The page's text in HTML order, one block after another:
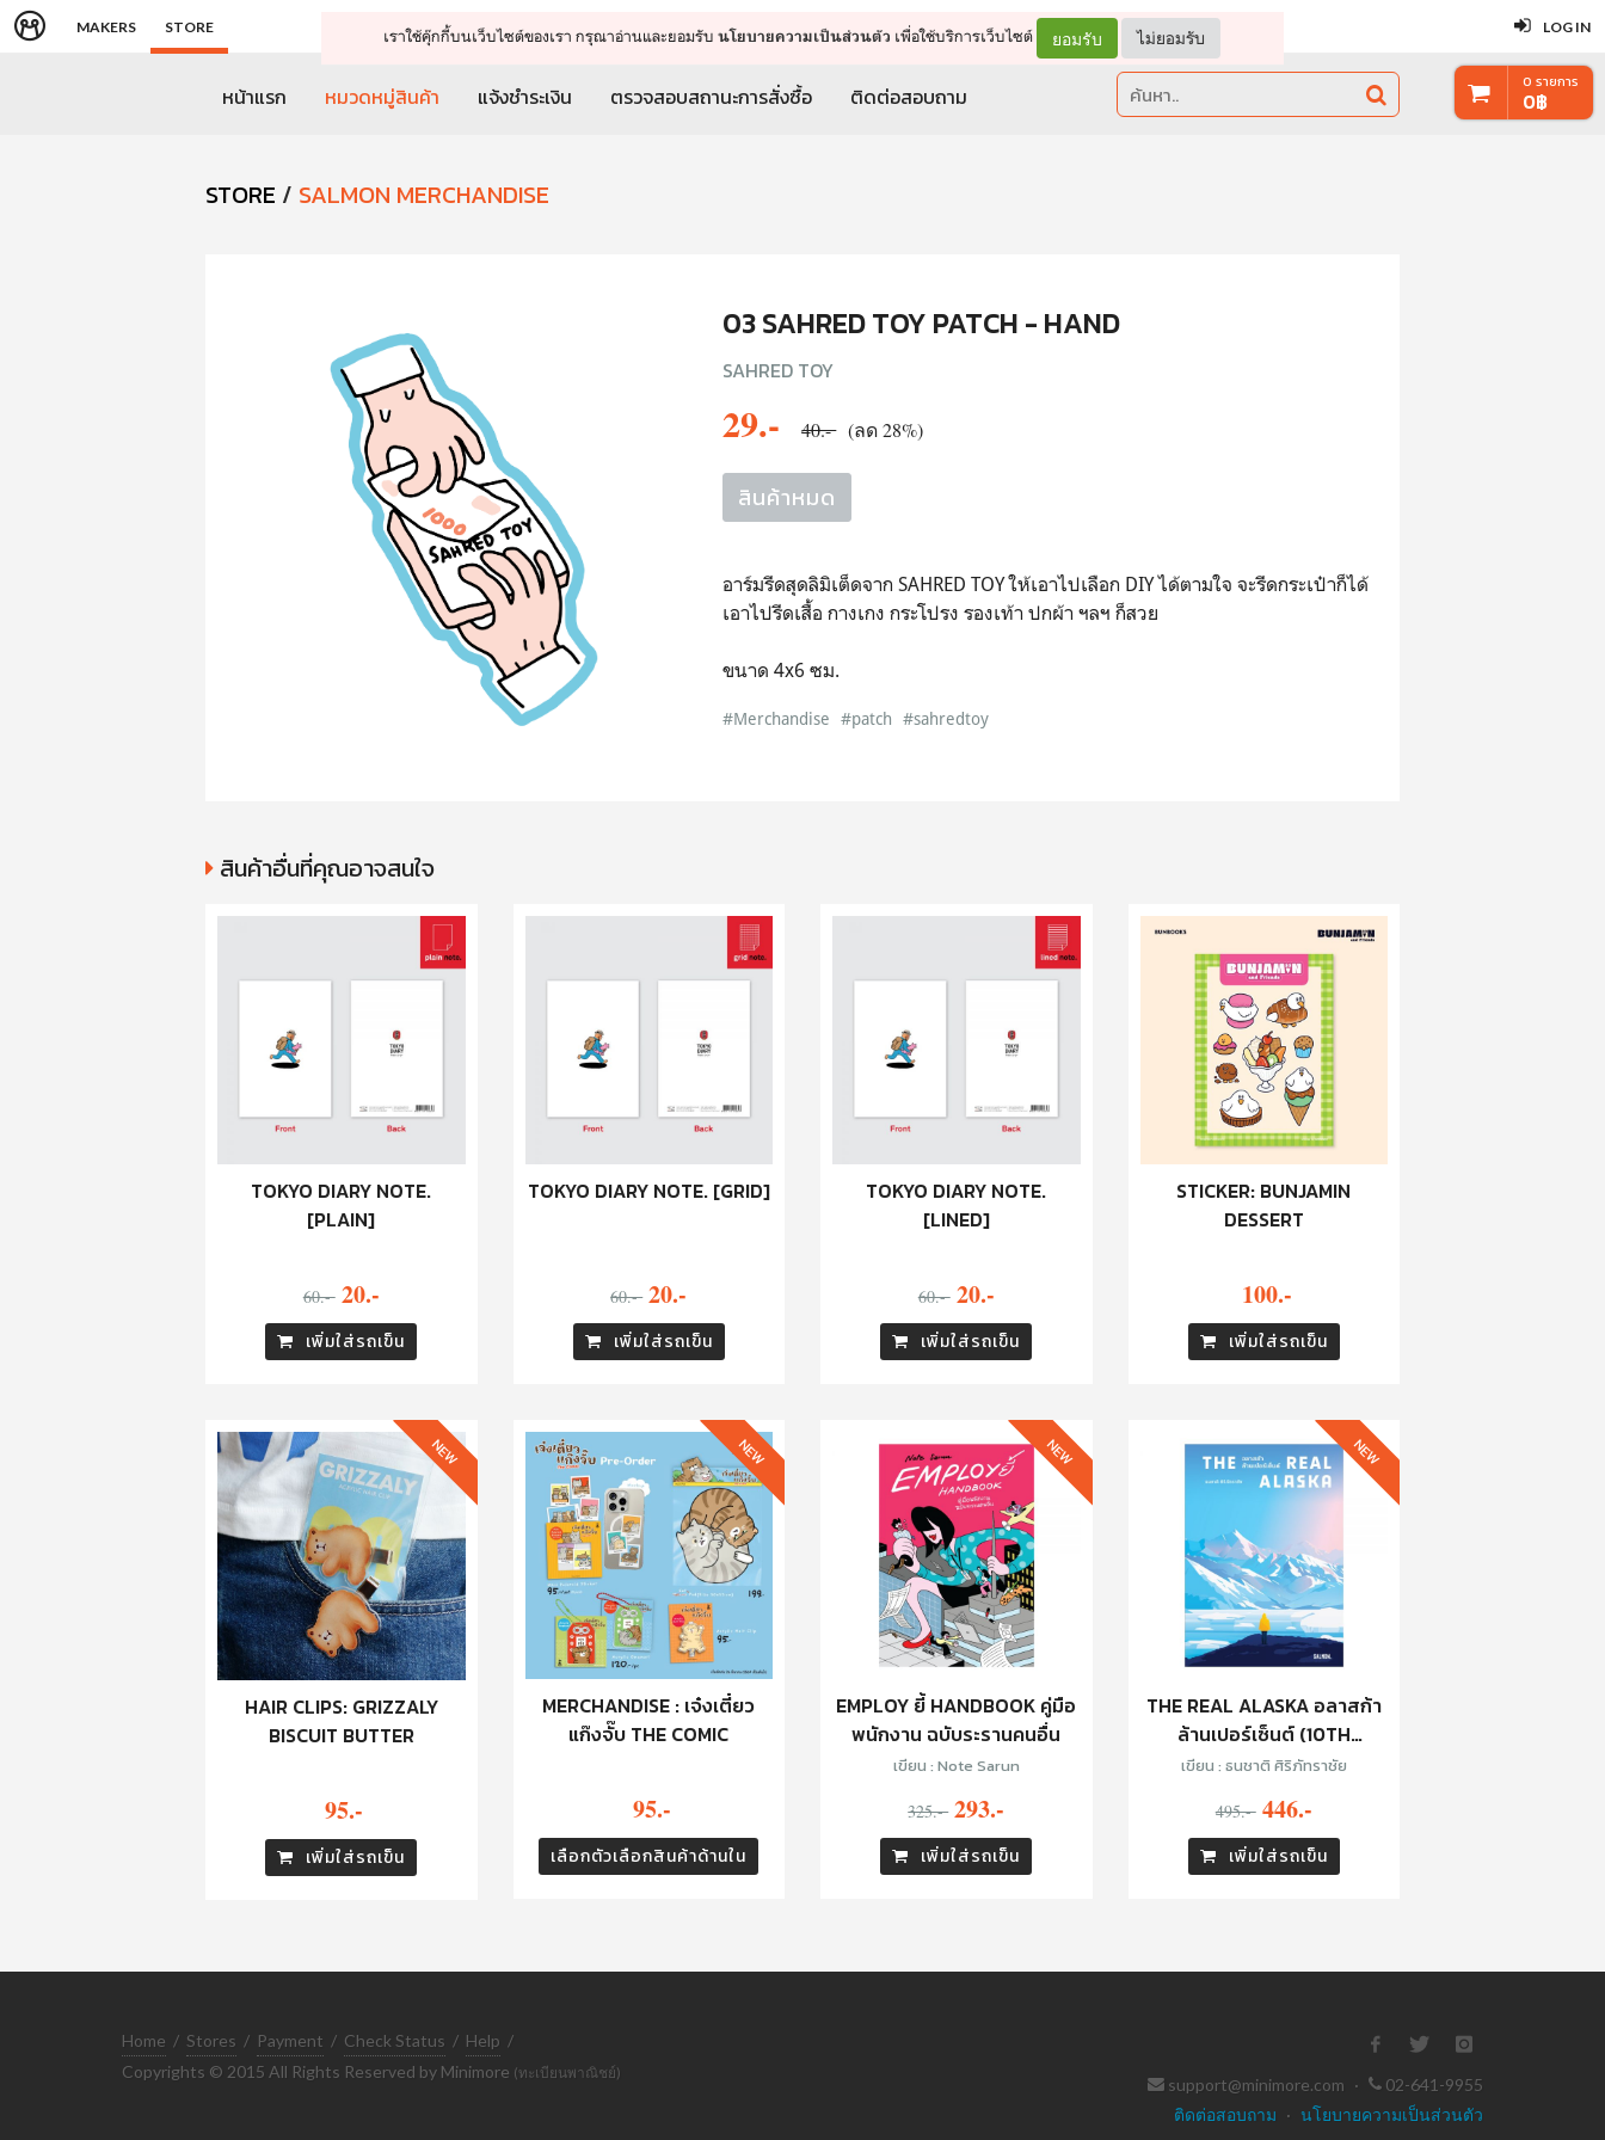
ปิด
จัดการรถเข็น ดำเนินการต่อ
MAKERS STORE LOG IN
เราใช้คุ๊กกี้บนเว็บไซต์ของเรา กรุณาอ่านและยอมรับนโยบายความเป็นส่วนตัว เพื่อใช้บริการเว็บไซต์ ยอมรับ ไม่ยอมรับ
หน้าแรก หมวดหมู่สินค้า แจ้งชำระเงิน ตรวจสอบสถานะการสั่งซื้อ ติดต่อสอบถาม
0 รายการ
0฿
STORE / SALMON MERCHANDISE
03 SAHRED TOY PATCH - HAND
SAHRED TOY
29.- 40.- (ลด 28%)
สินค้าหมด
อาร์มรีดสุดลิมิเต็ดจาก SAHRED TOY ให้เอาไปเลือก DIY ได้ตามใจ จะรีดกระเป๋าก็ได้
เอาไปรีดเสื้อ กางเกง กระโปรง รองเท้า ปกผ้า ฯลฯ ก็สวย
ขนาด 4x6 ซม.
#Merchandise #patch #sahredtoy
สินค้าอื่นที่คุณอาจสนใจ
TOKYO DIARY NOTE.
[PLAIN]
60.- 20.-
เพิ่มใส่รถเข็น
TOKYO DIARY NOTE. [GRID]
60.- 20.-
เพิ่มใส่รถเข็น
TOKYO DIARY NOTE.
[LINED]
60.- 20.-
เพิ่มใส่รถเข็น
STICKER: BUNJAMIN
DESSERT
100.-
เพิ่มใส่รถเข็น
HAIR CLIPS: GRIZZALY
BISCUIT BUTTER
95.-
เพิ่มใส่รถเข็น
NEW
MERCHANDISE : เจ๋งเตี๋ยว
แก๊งจั๊บ THE COMIC
95.-
เลือกตัวเลือกสินค้าด้านใน
NEW
EMPLOY ยี้ HANDBOOK คู่มือ
พนักงาน ฉบับระรานคนอื่น
เขียน : Note Sarun
325.- 293.-
เพิ่มใส่รถเข็น
NEW
THE REAL ALASKA อลาสก้า
ล้านเปอร์เซ็นต์ (10TH
ANNIVERSARY EDITION)
เขียน : ธนชาติ ศิริภัทราชัย
495.- 446.-
เพิ่มใส่รถเข็น
NEW
Home / Stores / Payment / Check Status / Help /
Copyrights © 2015 All Rights Reserved by Minimore (ทะเบียนพาณิชย์)
support@minimore.com ·
02-641-9955
ติดต่อสอบถาม · นโยบายความเป็นส่วนตัว